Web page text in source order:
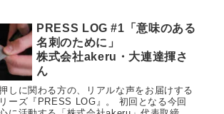
PRESS LOG #1「意味のある
名刺のために」
株式会社akeru・大連達揮さ
ん
しに関わる方の、リアルな声をお届けする
ーズ『PRESS LOG』。 初回となる今回